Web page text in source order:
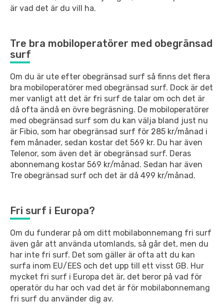
är vad det är du vill ha.
Tre bra mobiloperatörer med obegränsad
surf
Om du är ute efter obegränsad surf så finns det flera
bra mobiloperatörer med obegränsad surf. Dock är det
mer vanligt att det är fri surf de talar om och det är
då ofta ändå en övre begräsning. De mobiloperatörer
med obegränsad surf som du kan välja bland just nu
är Fibio, som har obegränsad surf för 285 kr/månad i
fem månader, sedan kostar det 569 kr. Du har även
Telenor, som även det är obegränsad surf. Deras
abonnemang kostar 569 kr/månad. Sedan har även
Tre obegränsad surf och det är då 499 kr/månad.
Fri surf i Europa?
Om du funderar på om ditt mobilabonnemang fri surf
även går att använda utomlands, så går det, men du
har inte fri surf. Det som gäller är ofta att du kan
surfa inom EU/EES och det upp till ett visst GB. Hur
mycket fri surf i Europa det är, det beror på vad för
operatör du har och vad det är för mobilabonnemang
fri surf du använder dig av.